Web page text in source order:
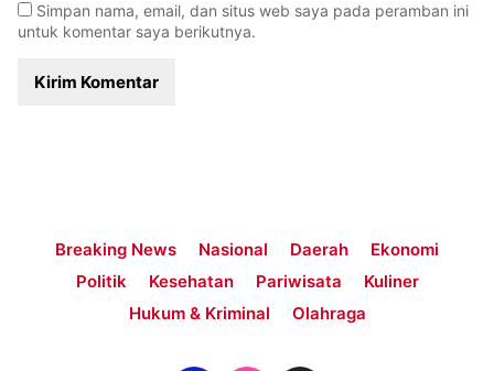
Simpan nama, email, dan situs web saya pada peramban ini
untuk komentar saya berikutnya.
Breaking News Nasional Daerah
Ekonomi
Politik
Kesehatan Pariwisata
Kuliner
Hukum & Kriminal
Olahraga